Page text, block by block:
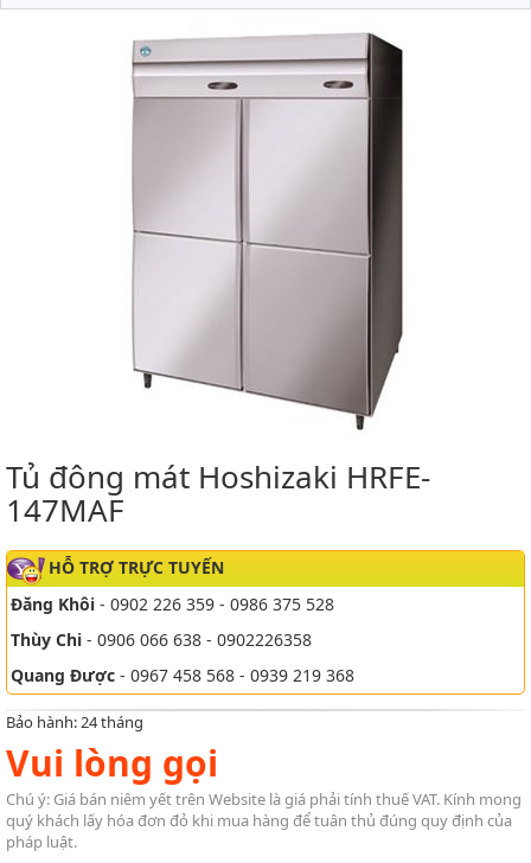
Tủ đông mát Hoshizaki HRFE-
147MAF
HỖ TRỢ TRỰC TUYẾN
Đăng Khôi - 0902 226 359 - 0986 375 528
Thùy Chi - 0906 066 638 - 0902226358
Quang Được - 0967 458 568 - 0939 219 368
Bảo hành: 24 tháng
Vui lòng gọi
Chú ý: Giá bán niêm yết trên Website là giá phải tính thuế VAT. Kính mong
quý khách lấy hóa đơn đỏ khi mua hàng để tuân thủ đúng quy định của
pháp luật.